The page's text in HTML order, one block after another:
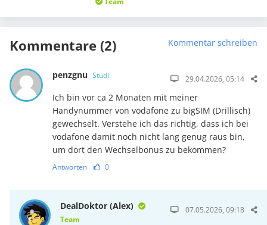
Kommentare (2) Kommentar schreiben
penzgnu Studi 29.04.2026, 05:14
Ich bin vor ca 2 Monaten mit meiner
Handynummer von vodafone zu bigSIM (Drillisch)
gewechselt. Verstehe ich das richtig, dass ich bei
vodafone damit noch nicht lang genug raus bin,
um dort den Wechselbonus zu bekommen?
Antworten 0
DealDoktor (Alex)
Team
07.05.2026, 09:18